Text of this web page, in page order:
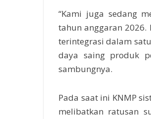
“Kami juga sedang
tahun anggaran
terintegrasi dalam
daya saing produk
sambungnya.
Pada saat ini KNMP
melibatkan ratusan